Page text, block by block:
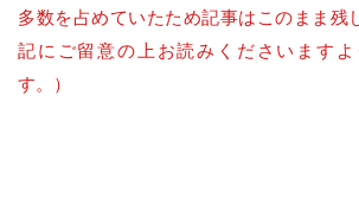
多数を占めていたため記事はこのまま残
記にご留意の上お読みくださいます
す。）